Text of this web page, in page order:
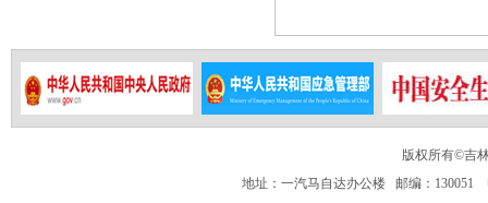
版权所有©吉
地址：一汽马自达办公楼 邮编：130051